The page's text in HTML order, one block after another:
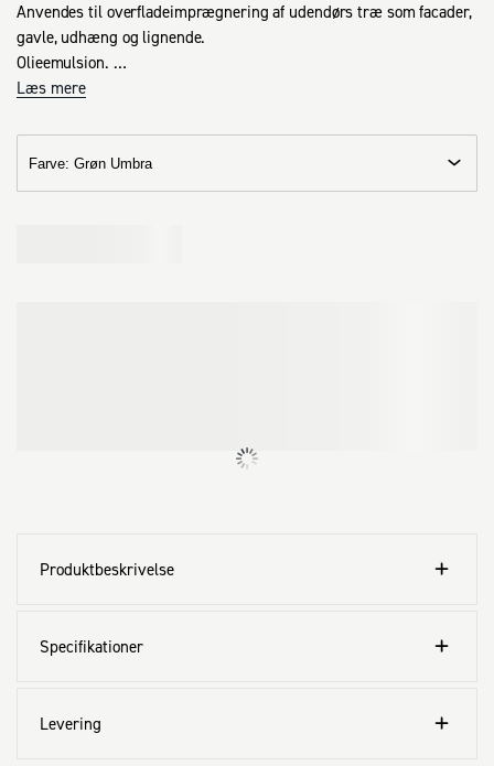
Anvendes til overfladeimprægnering af udendørs træ som facader,
gavle, udhæng og lignende.
Olieemulsion.
Kan påføres med pensel, rulle eller sprøjte.
Læs mere
Farve: Grøn Umbra
Produktbeskrivelse
Specifikationer
Levering